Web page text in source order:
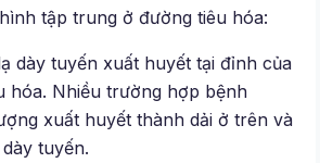
tập trung ở đường tiêu hóa:
dày tuyến xuất huyết tại đỉnh của
hóa. Nhiều trường hợp bệnh
xuất huyết thành dải ở trên và
tuyến.